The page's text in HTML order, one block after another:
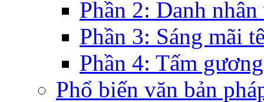
Phần 2: Danh nhân
Phần 3: Sáng mãi
Phần 4: Tấm
Phổ biến văn bản